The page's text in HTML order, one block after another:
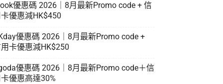
優惠碼 2026｜8月最新Promo code + 信
優惠減HK$450
優惠碼 2026｜8月最新Promo code +
卡優惠減HK$250
優惠碼 2026｜8月最新Promo code＋信
優惠高達30%